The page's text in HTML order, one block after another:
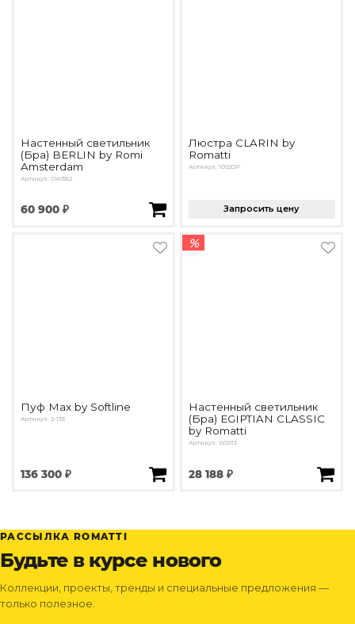
Настенный светильник
(Бра) BERLIN by Romi
Amsterdam
Артикул: OW382
60 900 ₽
Люстра CLARIN by
Romatti
Артикул: 10920P
Запросить цену
Пуф Max by Softline
Артикул: 2-133
136 300 ₽
%
Настенный светильник
(Бра) EGIPTIAN CLASSIC
by Romatti
Артикул: W2913
28 188 ₽
РАССЫЛКА ROMATTI
Будьте в курсе нового
Коллекции, проекты, тренды и специальные предложения —
только полезное.